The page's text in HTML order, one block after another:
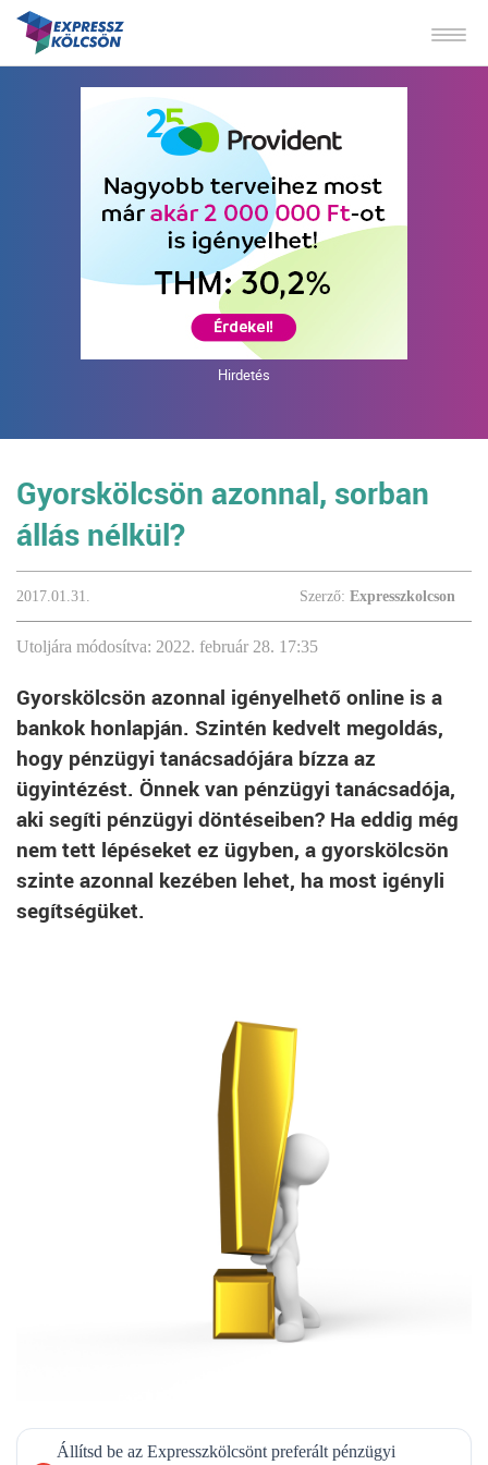
Hirdetés
Gyorskölcsön azonnal, sorban
állás nélkül?
2017.01.31. Szerző: Expresszkolcson
Utoljára módosítva: 2022. február 28. 17:35
Gyorskölcsön azonnal igényelhető online is a
bankok honlapján. Szintén kedvelt megoldás,
hogy pénzügyi tanácsadójára bízza az
ügyintézést. Önnek van pénzügyi tanácsadója,
aki segíti pénzügyi döntéseiben? Ha eddig még
nem tett lépéseket ez ügyben, a gyorskölcsön
szinte azonnal kezében lehet, ha most igényli
segítségüket.
Állítsd be az Expresszkölcsönt preferált pénzügyi